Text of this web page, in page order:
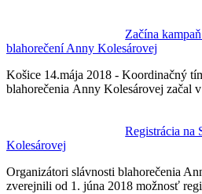
Začína
blahorečení Anny Kolesárovej
Košice 14.mája 2018 - Koordinačný
blahorečenia Anny Kolesárovej začal
Registrácia na
Kolesárovej
Organizátori slávnosti blahorečenia
zverejnili od 1. júna 2018 možnosť